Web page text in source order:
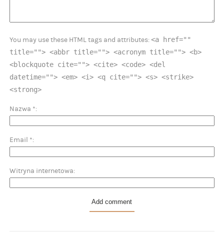
You may use these HTML tags and attributes:<a href=""
title=""> <abbr title=""> <acronym title=""> <b>
<blockquote cite=""> <cite> <code> <del
datetime=""> <em> <i> <q cite=""> <s> <strike>
<strong>
Nazwa *
Email *
Witryna internetowa